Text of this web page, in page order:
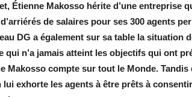
Étienne Makosso hérite d’une entreprise
de salaires pour ses 300 agents
DG a également sur sa table la situation
qui n’a jamais atteint les objectifs qui ont
Makosso compte sur tout le Monde.
lui exhorte les agents à être prêts à